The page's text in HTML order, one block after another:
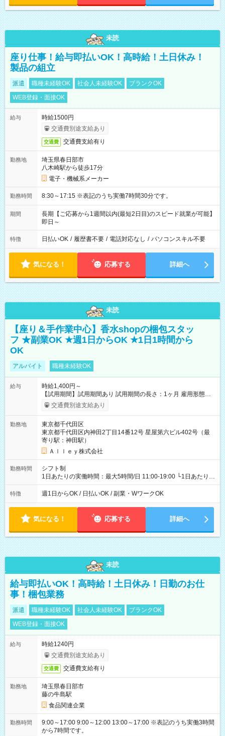
未読
座り仕事！給与即払いOK！高時給！土日休み！
製品の組立
派遣 職種未経験OK 社会人未経験OK
ブランクOK
WEB登録・面接OK
給与
時給1500円
交通費別途支給あり
交通費 交通費支給有り
勤務地
埼玉県春日部市
八木崎駅から徒歩17分
電子・機械系メーカー
勤務時間 8:30～17:15 ※表記のうち実働7時間30分です。
期間
長期【ご応募から1週間以内(最短2日目)のスピード就業が可能】
即日～
特徴 日払いOK / 履歴書不要 / 電話対応なし / パソコンスキル不要
気になる！ 応募する 詳細へ
未読
【座り＆手作業中心】香水shopの梱包スタッ
フ ★副業OK ★週1日からOK ★1日1時間から
OK
アルバイト 職種未経験OK
給与
時給1,400円～
【試用期間】試用期間あり 試用期間の長さ：1ヶ月 雇用形態、
給与は本採用時と同じです。
交通費別途支給あり
勤務地
東京都千代田区
東京都千代田区内神田2丁目14番12号 星屋第六ビル402号（最
寄り駅：神田駅）
Ａｌｌｅｙ株式会社
勤務時間
シフト制
1日あたりの実働時間：最大5時間/日 11:00-19:00 └1日あたりの
実働時間：1-5時間 └上記の時間帯内であれば、いつでも勤務可
能！ └平日・土曜日の中で、お好きな曜日でご勤務いただけま
18:00 などのように、自由な働き方が可能なお仕事です！
特徴 週1日からOK / 日払いOK / 副業・WワークOK
気になる！ 応募する 詳細へ
未読
給与即払いOK！高時給！土日休み！日勤のお仕
事！梱包業務
派遣 職種未経験OK 社会人未経験OK
ブランクOK
WEB登録・面接OK
給与
時給1240円
交通費別途支給あり
交通費 交通費支給有り
勤務地
埼玉県春日部市
藤の牛島駅
食品関連企業
勤務時間
9:00～17:00 9:00～12:00 13:00～17:00 ※表記のうち実働3時間
から7時間です。